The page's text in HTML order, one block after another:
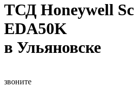
ТСД Honeywell
EDA50K
в Ульяновске
звоните